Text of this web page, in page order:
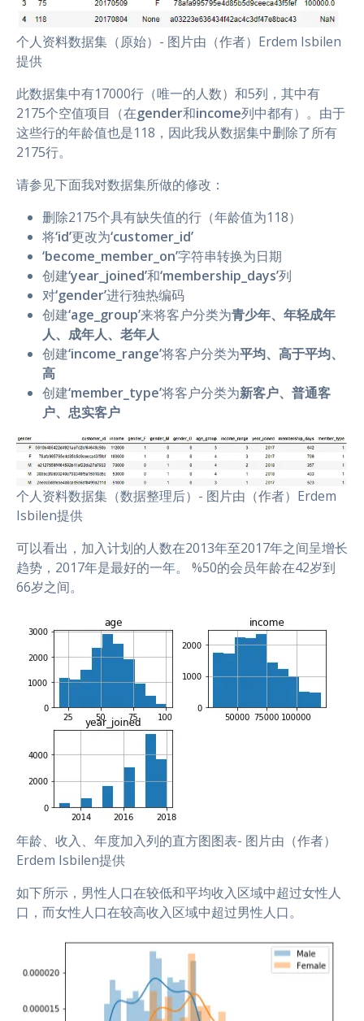
个人资料数据集（原始）- 图片由（作者）Erdem Isbilen
提供
此数据集中有17000行（唯一的人数）和5列，其中有
2175个空值项目（在gender和income列中都有）。由于
这些行的年龄值也是118，因此我从数据集中删除了所有
2175行。
请参见下面我对数据集所做的修改：
删除2175个具有缺失值的行（年龄值为118）
将‘id’更改为‘customer_id’
‘become_member_on’字符串转换为日期
创建‘year_joined’和‘membership_days’列
对‘gender’进行独热编码
创建‘age_group’来将客户分类为青少年、年轻成年
人、成年人、老年人
创建‘income_range’将客户分类为平均、高于平均、
高
创建‘member_type’将客户分类为新客户、普通客
户、忠实客户
个人资料数据集（数据整理后）- 图片由（作者）Erdem
Isbilen提供
可以看出，加入计划的人数在2013年至2017年之间呈增长
趋势，2017年是最好的一年。 %50的会员年龄在42岁到
66岁之间。
年龄、收入、年度加入列的直方图图表- 图片由（作者）
Erdem Isbilen提供
如下所示，男性人口在较低和平均收入区域中超过女性人
口，而女性人口在较高收入区域中超过男性人口。